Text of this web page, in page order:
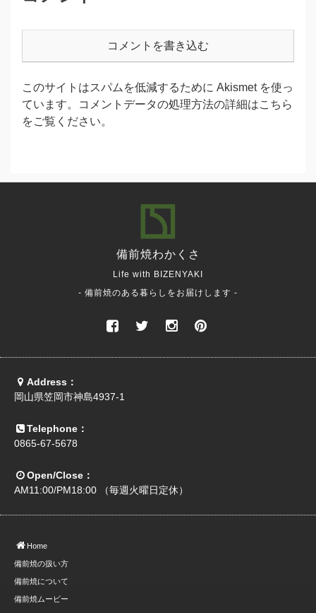
コメントを書き込む
このサイトはスパムを低減するために Akismet を使っ
ています。
コメントデータの処理方法の詳細はこちら
をご覧ください。
備前焼わかくさ
Life with BIZENYAKI
- 備前焼のある暮らしをお届けします -
Address：
岡山県笠岡市神島4937-1
Telephone：
0865-67-5678
Open/Close：
AM11:00/PM18:00 （毎週火曜日定休）
Home
備前焼の扱い方
備前焼について
備前焼ムービー